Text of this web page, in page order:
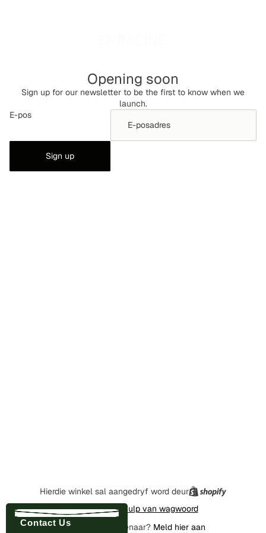
Opening soon
Sign up for our newsletter to be the first to know when we
launch.
E-pos
Sign up
Hierdie winkel sal aangedryf word deur
Voer in met behulp van wagwoord
Is jy die winkeleienaar? Meld hier aan
Contact Us